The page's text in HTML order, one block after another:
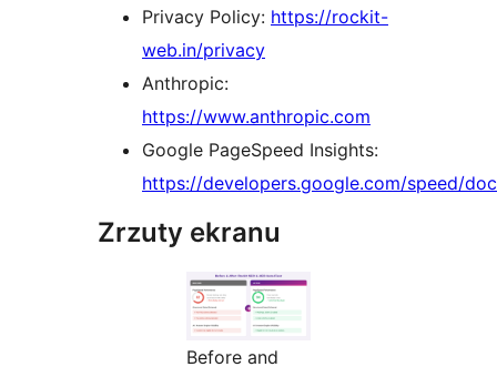
Privacy Policy: https://rockit-
web.in/privacy
Anthropic:
https://www.anthropic.com
Google PageSpeed Insights:
https://developers.google.com/speed/
Zrzuty ekranu
Before and